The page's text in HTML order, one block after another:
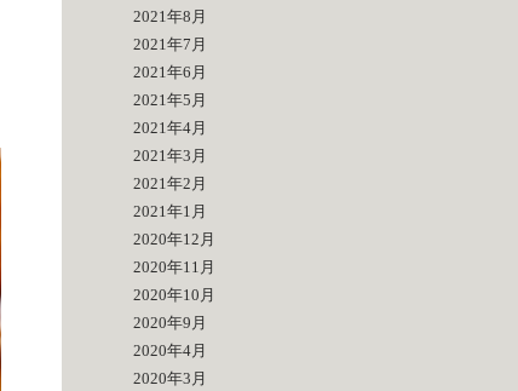
2021年8月
2021年7月
2021年6月
2021年5月
2021年4月
2021年3月
2021年2月
2021年1月
2020年12月
2020年11月
2020年10月
2020年9月
2020年4月
2020年3月